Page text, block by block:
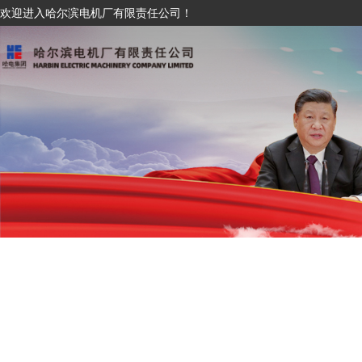
欢迎进入哈尔滨电机厂有限责任公司！